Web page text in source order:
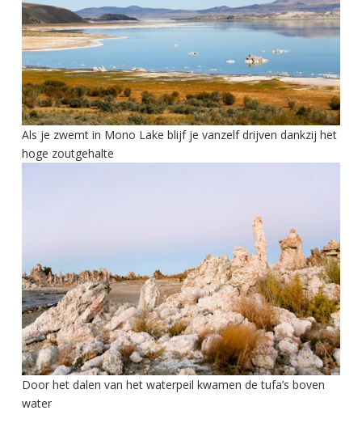
Als je zwemt in Mono Lake blijf je vanzelf drijven dankzij het
hoge zoutgehalte
Door het dalen van het waterpeil kwamen de tufa’s boven
water